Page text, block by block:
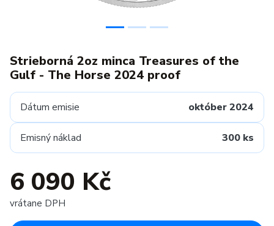
Strieborná 2oz minca Treasures of the
Gulf - The Horse 2024 proof
Dátum emisie október 2024
Emisný náklad 300 ks
6 090 Kč
vrátane DPH